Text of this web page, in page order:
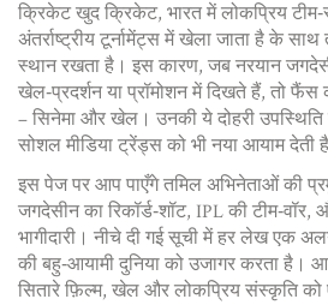
क्रिकेट खुदक्रिकेट, भारत में लोकप्रिय
अंतर्राष्ट्रीय टूर्नामेंट्स में खेला जाता हैके साथ
स्थान रखता है। इस कारण, जब नरयान
खेल‑प्रदर्शन या प्रॉमोशन में दिखते हैं, तो
– सिनेमा और खेल। उनकी ये दोहरी उपस्थिति
सोशल मीडिया ट्रेंड्स को भी नया आयाम देती
इस पेज पर आप पाएँगे तमिल अभिनेताओं की
जगदेसीन का रिकॉर्ड‑शॉट, IPL की
भागीदारी। नीचे दी गई सूची में हर लेख एक
की बहु‑आयामी दुनिया को उजागर करता
सितारे फ़िल्म, खेल और लोकप्रिय संस्कृति